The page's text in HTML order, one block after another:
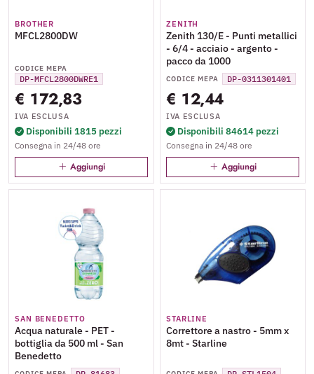
BROTHER
MFCL2800DW
CODICE MEPA
DP-MFCL2800DWRE1
€ 172,83
IVA ESCLUSA
Disponibili 1815 pezzi
Consegna in 24/48 ore
Aggiungi
ZENITH
Zenith 130/E - Punti metallici
- 6/4 - acciaio - argento -
pacco da 1000
CODICE MEPA DP-0311301401
€ 12,44
IVA ESCLUSA
Disponibili 84614 pezzi
Consegna in 24/48 ore
Aggiungi
SAN BENEDETTO
Acqua naturale - PET -
bottiglia da 500 ml - San
Benedetto
STARLINE
Correttore a nastro - 5mm x
8mt - Starline